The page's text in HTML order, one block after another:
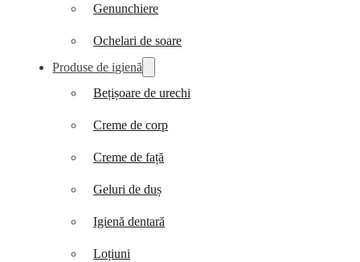
Genunchiere
Ochelari de soare
Produse de igienă
Bețișoare de urechi
Creme de corp
Creme de față
Geluri de duș
Igienă dentară
Loțiuni